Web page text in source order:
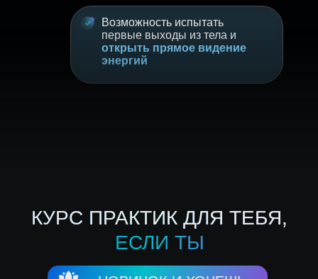
Возможность испытать
первые выходы из тела и
открыть прямое видение
энергий
КУРС ПРАКТИК ДЛЯ ТЕБЯ,
ЕСЛИ ТЫ